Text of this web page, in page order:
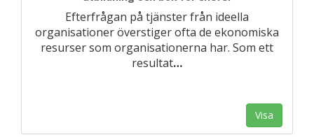
Efterfrågan på tjänster från ideella
organisationer överstiger ofta de ekonomiska
resurser som organisationerna har. Som ett
resultat…
Visa